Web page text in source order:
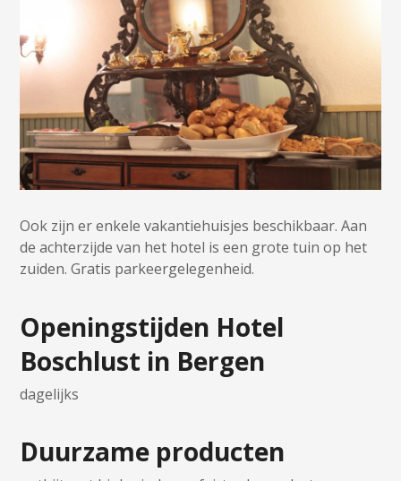
Ook zijn er enkele vakantiehuisjes beschikbaar. Aan
de achterzijde van het hotel is een grote tuin op het
zuiden. Gratis parkeergelegenheid.
Openingstijden Hotel
Boschlust in Bergen
dagelijks
Duurzame producten